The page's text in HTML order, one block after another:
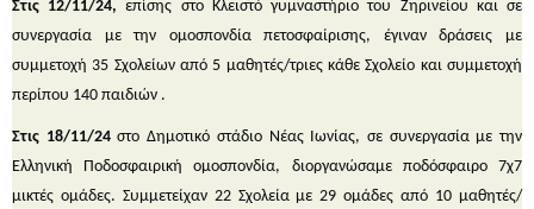
Στις 12/11/24, επίσης στο Κλειστό γυμναστήριο του Ζηρινείου και σε
συνεργασία με την ομοσπονδία πετοσφαίρισης, έγιναν δράσεις με
συμμετοχή 35 Σχολείων από 5 μαθητές/τριες κάθε Σχολείο και συμμετοχή
περίπου 140 παιδιών .
Στις 18/11/24στο Δημοτικό στάδιο Νέας Ιωνίας, σε συνεργασία με την
Ελληνική Ποδοσφαιρική ομοσπονδία, διοργανώσαμε ποδόσφαιρο 7χ7
μικτές ομάδες. Συμμετείχαν 22 Σχολεία με 29 ομάδες από 10 μαθητές/